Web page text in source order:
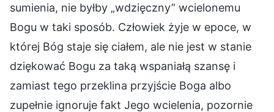
sumienia, nie byłby „wdzięczny” wcielonemu
Bogu w taki sposób. Człowiek żyje w epoce, w
której Bóg staje się ciałem, ale nie jest w stanie
dziękować Bogu za taką wspaniałą szansę i
zamiast tego przeklina przyjście Boga albo
zupełnie ignoruje fakt Jego wcielenia, pozornie